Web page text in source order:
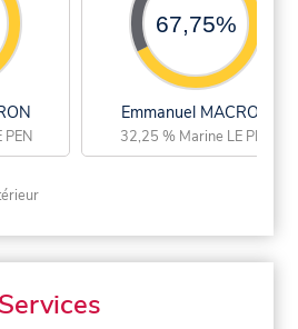
67,75%
Emmanuel MACRON
32,25 % Marine LE PEN
Services